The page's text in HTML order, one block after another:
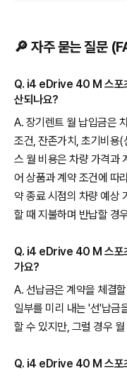
🔎 자주 묻는 질문
Q. i4 eDrive 40 M 스포
산되나요?
A. 장기렌트 월 납입금은
조건, 잔존가치, 초기비용(
스 월 비용은 차량 가격과
어 상품과 계약 조건에 따
약 종료 시점의 차량 예상
할 때 지불하며 반납할 경
Q. i4 eDrive 40 M 스포
가요?
A. 선납금은 계약을 체결
일부를 미리 내는 '선'납금
할 수 있지만, 그럴 경우
Q. i4 eDrive 40 M 스포